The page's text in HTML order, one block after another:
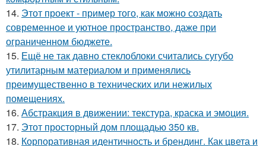
14. Этот проект - пример того, как можно создать
современное и уютное пространство, даже при
ограниченном бюджете.
15. Ещё не так давно стеклоблоки считались сугубо
утилитарным материалом и применялись
преимущественно в технических или нежилых
помещениях.
16. Абстракция в движении: текстура, краска и эмоция.
17. Этот просторный дом площадью 350 кв.
18. Корпоративная идентичность и брендинг. Как цвета и